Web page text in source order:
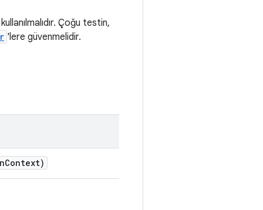
Çoğu testin,
'lere güvenmelidir.
Context)